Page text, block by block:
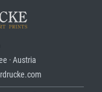
· Austria